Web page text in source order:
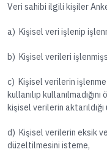
Veri sahibi ilgili kişiler
a) Kişisel veri işlenip
b) Kişisel verileri
c) Kişisel verilerin işlenme
kullanılıp
kişisel verilerin
d) Kişisel verilerin eksik
düzeltilmesini isteme,